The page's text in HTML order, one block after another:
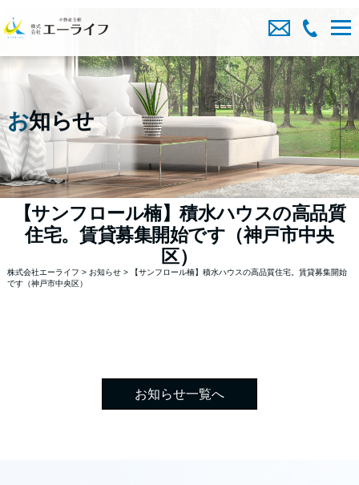
お知らせ
【サンフロール楠】積水ハウスの高品質
住宅。賃貸募集開始です（神戸市中央
区）
株式会社エーライフ > お知らせ>
【サンフロール楠】積水ハウスの高品質住宅。賃貸募集開始
です（神戸市中央区）
お知らせ一覧へ